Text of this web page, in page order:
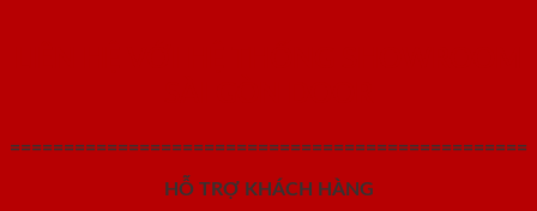
================================================
HỖ TRỢ KHÁCH HÀNG